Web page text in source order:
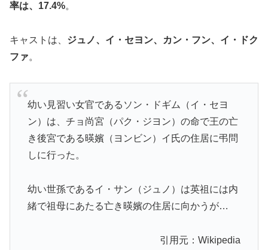
率は、17.4%。
キャストは、 ジュノ、イ・セヨン、カン・フン、イ・ドク
ファ。
幼い見習い女官であるソン・ドギム（イ・セヨ
ン）は、チョ尚宮（パク・ジヨン）の命で王の亡
き後宮である暎嬪（ヨンビン）イ氏の住居に弔問
しに行った。
幼い世孫であるイ・サン（ジュノ）は英祖には内
緒で祖母にあたる亡き暎嬪の住居に向かうが…
引用元：Wikipedia